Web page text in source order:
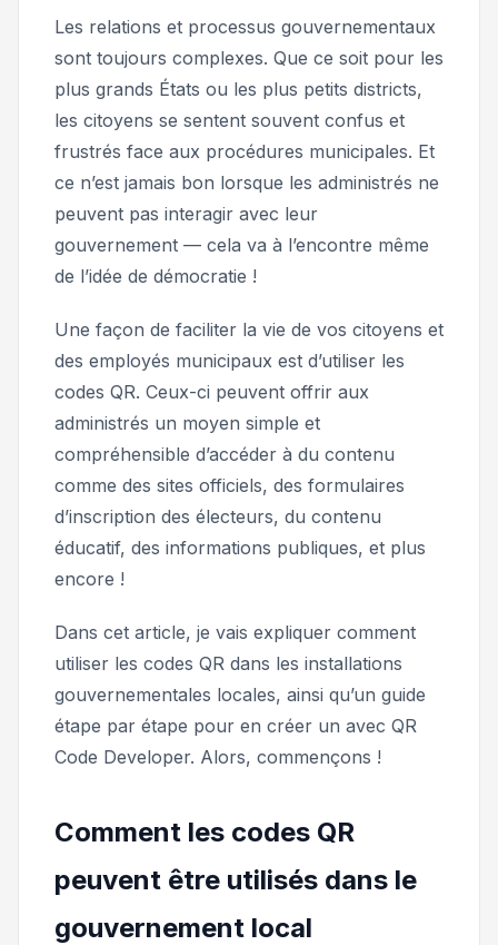
Les relations et processus gouvernementaux
sont toujours complexes. Que ce soit pour les
plus grands États ou les plus petits districts,
les citoyens se sentent souvent confus et
frustrés face aux procédures municipales. Et
ce n’est jamais bon lorsque les administrés ne
peuvent pas interagir avec leur
gouvernement — cela va à l’encontre même
de l’idée de démocratie !
Une façon de faciliter la vie de vos citoyens et
des employés municipaux est d’utiliser les
codes QR. Ceux-ci peuvent offrir aux
administrés un moyen simple et
compréhensible d’accéder à du contenu
comme des sites officiels, des formulaires
d’inscription des électeurs, du contenu
éducatif, des informations publiques, et plus
encore !
Dans cet article, je vais expliquer comment
utiliser les codes QR dans les installations
gouvernementales locales, ainsi qu’un guide
étape par étape pour en créer un avec QR
Code Developer. Alors, commençons !
Comment les codes QR
peuvent être utilisés dans le
gouvernement local